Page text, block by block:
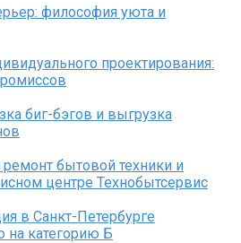
философия уюта и
проектирования:
биг-бэгов и выгрузка
бытовой техники и
центре Технобытсервис
в Санкт-Петербурге
категорию Б